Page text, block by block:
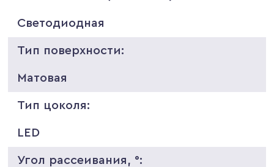
Светодиодная
Тип поверхности:
Матовая
Тип цоколя:
LED
Угол рассеивания, °: